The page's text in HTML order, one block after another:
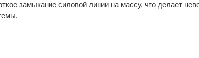
замыкание силовой линии на массу, что делает